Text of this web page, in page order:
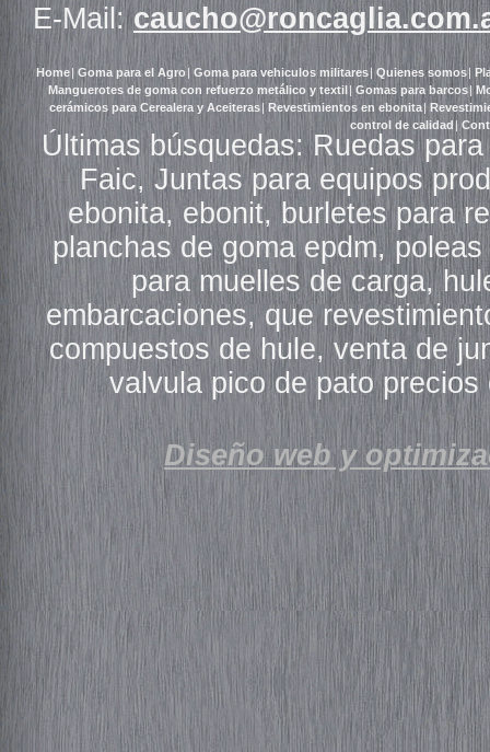
E-Mail:
Home | Goma para el Agro | Goma para vehiculos militares | Quienes somos |
Manguerotes de goma con refuerzo metálico y textil| Gomas para barcos|
cerámicos para Cerealera y Aceiteras| Revestimientos en ebonita|
control de calidad|
Últimas búsquedas: Ruedas
Faic, Juntas para equipos
ebonita, ebonit, burletes para
planchas de goma epdm,
para muelles de carga,
embarcaciones, que
compuestos de hule, venta de
valvula pico de pato
Diseño web y